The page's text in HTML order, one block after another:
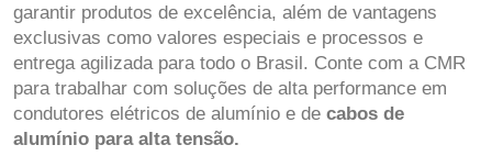
garantir produtos de excelência, além de vantagens
exclusivas como valores especiais e processos e
entrega agilizada para todo o Brasil. Conte com a CMR
para trabalhar com soluções de alta performance em
condutores elétricos de alumínio e de cabos de
alumínio para alta tensão.